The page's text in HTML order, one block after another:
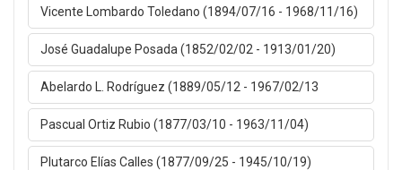
Vicente Lombardo Toledano (1894/07/16 - 1968/11/16)
José Guadalupe Posada (1852/02/02 - 1913/01/20)
Abelardo L. Rodríguez (1889/05/12 - 1967/02/13
Pascual Ortiz Rubio (1877/03/10 - 1963/11/04)
Plutarco Elías Calles (1877/09/25 - 1945/10/19)